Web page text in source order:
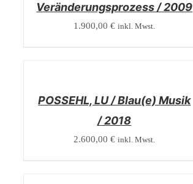
Veränderungsprozess / 2009
1.900,00€ inkl. Mwst.
POSSEHL, LU / Blau(e) Musik
/ 2018
2.600,00€ inkl. Mwst.